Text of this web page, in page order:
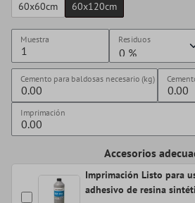
60x60cm 60x120cm
Muestra Residuos
Cemento para baldosas necesario (kg)
Imprimación
Accesorios
Imprimación Listo para
adhesivo de resina